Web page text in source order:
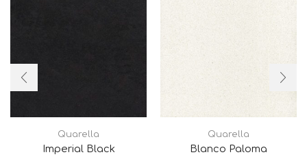
Quarella
Imperial Black
Quarella
Blanco Paloma